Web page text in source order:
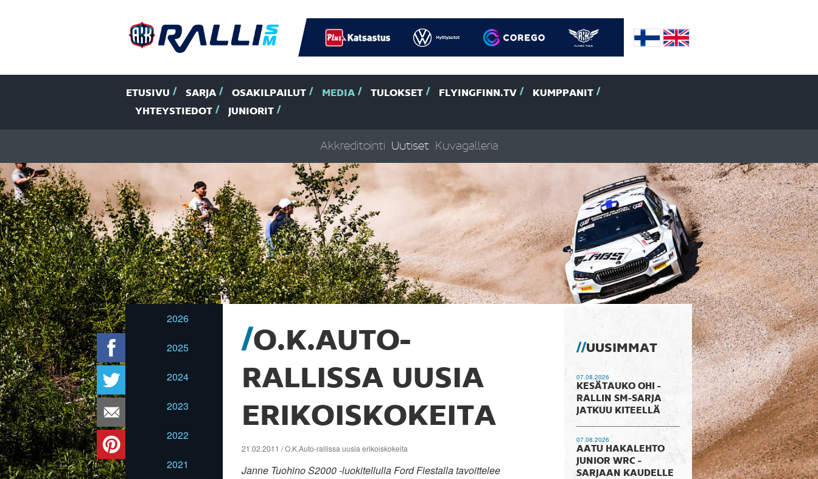
ETUSIVU SARJA OSAKILPAILUT MEDIA TULOKSET FLYINGFINN.TV
KUMPPANIT
YHTEYSTIEDOT
JUNIORIT
Akkreditointi Uutiset Kuvagalleria
2026
2025
2024
2023
2022
2021
O.K.AUTO-
RALLISSA UUSIA
ERIKOISKOKEITA
21.02.2011 / O.K.Auto-rallissa uusia erikoiskokeita
Janne Tuohino S2000 -luokitellulla Ford Fiestalla tavoittelee
UUSIMMAT
07.08.2026
KESÄTAUKO OHI -
RALLIN SM-SARJA
JATKUU KITEELLÄ
07.08.2026
AATU HAKALEHTO
JUNIOR WRC -
SARJAAN KAUDELLE